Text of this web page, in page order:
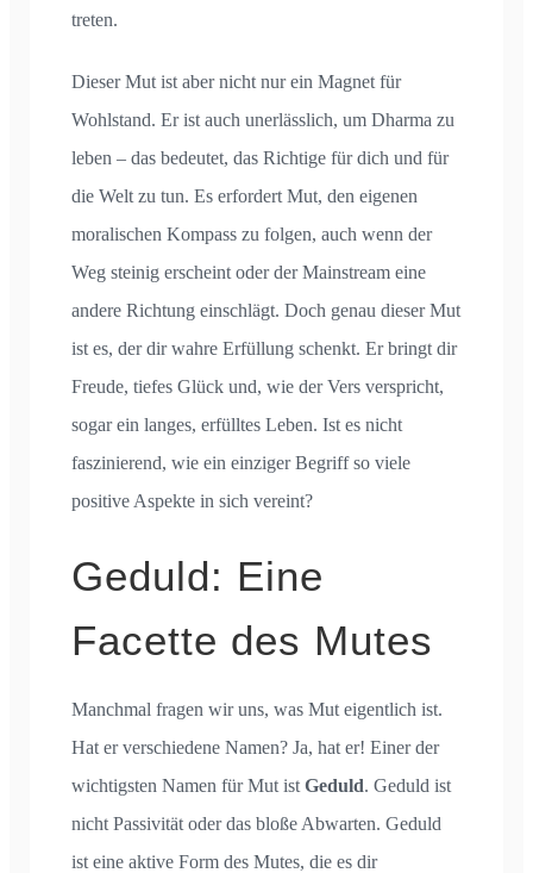
treten.
Dieser Mut ist aber nicht nur ein Magnet für
Wohlstand. Er ist auch unerlässlich, um Dharma zu
leben – das bedeutet, das Richtige für dich und für
die Welt zu tun. Es erfordert Mut, den eigenen
moralischen Kompass zu folgen, auch wenn der
Weg steinig erscheint oder der Mainstream eine
andere Richtung einschlägt. Doch genau dieser Mut
ist es, der dir wahre Erfüllung schenkt. Er bringt dir
Freude, tiefes Glück und, wie der Vers verspricht,
sogar ein langes, erfülltes Leben. Ist es nicht
faszinierend, wie ein einziger Begriff so viele
positive Aspekte in sich vereint?
Geduld: Eine
Facette des Mutes
Manchmal fragen wir uns, was Mut eigentlich ist.
Hat er verschiedene Namen? Ja, hat er! Einer der
wichtigsten Namen für Mut istGeduld. Geduld ist
nicht Passivität oder das bloße Abwarten. Geduld
ist eine aktive Form des Mutes, die es dir